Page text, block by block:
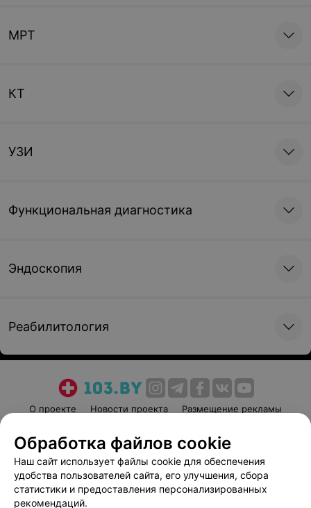
МРТ
КТ
УЗИ
Функциональная диагностика
Эндоскопия
Реабилитология
О проекте Новости проекта
Размещение рекламы
Пользовательское соглашение
Способы оплаты
Вакансии
Партнеры
Написать руководителю 103.by
Обработка файлов cookie
Наш сайт использует файлы cookie для обеспечения
удобства пользователей сайта, его улучшения, сбора
статистики и предоставления персонализированных
рекомендаций.